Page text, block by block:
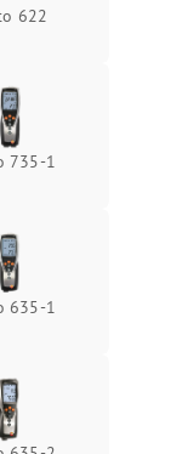
622
735-1
635-1